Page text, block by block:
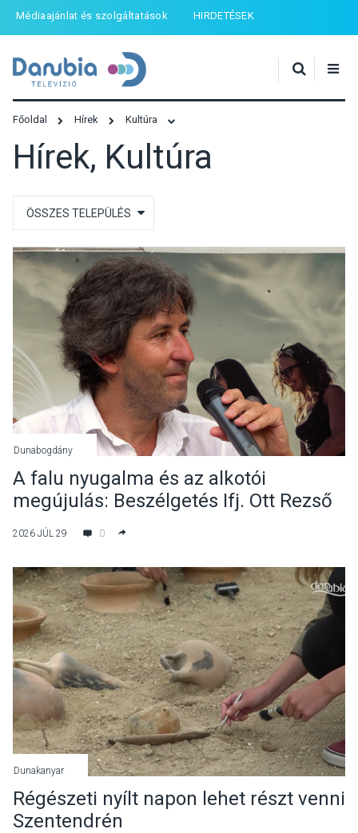
Médiaajánlat és szolgáltatások HIRDETÉSEK
Főoldal Hírek Kultúra
Hírek, Kultúra
Dunabogdány
A falu nyugalma és az alkotói
megújulás: Beszélgetés Ifj. Ott Rezső
zeneszerzővel
2026 JÚL 29 0
Dunakanyar
Régészeti nyílt napon lehet részt venni
Szentendrén